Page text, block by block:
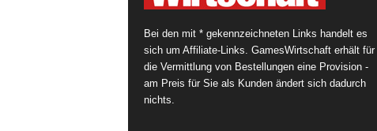
Bei den mit * gekennzeichneten Links handelt es
sich um Affiliate-Links. GamesWirtschaft erhält für
die Vermittlung von Bestellungen eine Provision -
am Preis für Sie als Kunden ändert sich dadurch
nichts.